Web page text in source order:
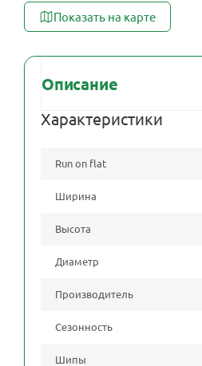
Показать на карте
Описание
Характеристики
Run on flat
Ширина
Высота
Диаметр
Производитель
Сезонность
Шипы